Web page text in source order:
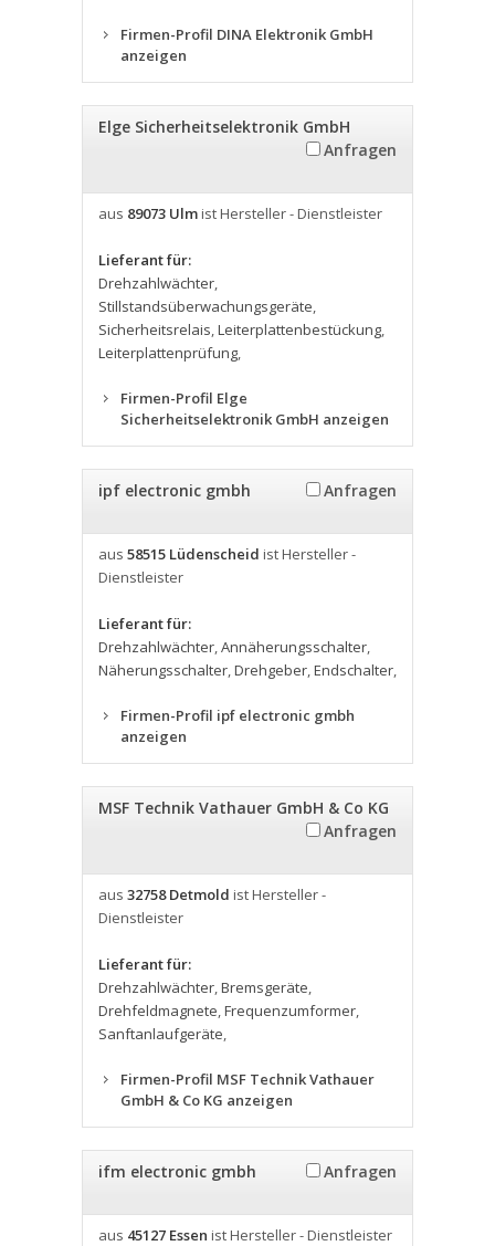
Firmen-Profil DINA Elektronik GmbH
anzeigen
Elge Sicherheitselektronik GmbH
Anfragen
aus 89073 Ulmist Hersteller - Dienstleister
Lieferant für:
Drehzahlwächter,
Stillstandsüberwachungsgeräte,
Sicherheitsrelais,Leiterplattenbestückung,
Leiterplattenprüfung,
Firmen-Profil Elge
Sicherheitselektronik GmbH anzeigen
ipf electronic gmbh Anfragen
aus 58515 Lüdenscheid ist Hersteller -
Dienstleister
Lieferant für:
Drehzahlwächter,Annäherungsschalter,
Näherungsschalter,Drehgeber,Endschalter,
Firmen-Profil ipf electronic gmbh
anzeigen
MSF Technik Vathauer GmbH & Co KG
Anfragen
aus 32758 Detmold ist Hersteller -
Dienstleister
Lieferant für:
Drehzahlwächter,Bremsgeräte,
Drehfeldmagnete,Frequenzumformer,
Sanftanlaufgeräte,
Firmen-Profil MSF Technik Vathauer
GmbH & Co KG anzeigen
ifm electronic gmbh Anfragen
aus 45127 Essen ist Hersteller - Dienstleister